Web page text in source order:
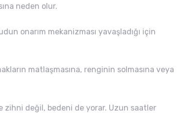
neden olur.
onarım mekanizması yavaşladığı için
matlaşmasına, renginin solmasına veya
zihni değil, bedeni de yorar. Uzun saatler